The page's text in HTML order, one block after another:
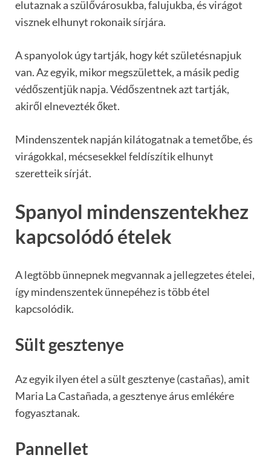
elutaznak a szülővárosukba, falujukba, és virágot
visznek elhunyt rokonaik sírjára.
A spanyolok úgy tartják, hogy két születésnapjuk
van. Az egyik, mikor megszülettek, a másik pedig
védőszentjük napja. Védőszentnek azt tartják,
akiről elnevezték őket.
Mindenszentek napján kilátogatnak a temetőbe, és
virágokkal, mécsesekkel feldíszítik elhunyt
szeretteik sírját.
Spanyol mindenszentekhez
kapcsolódó ételek
A legtöbb ünnepnek megvannak a jellegzetes ételei,
így mindenszentek ünnepéhez is több étel
kapcsolódik.
Sült gesztenye
Az egyik ilyen étel a sült gesztenye (castañas), amit
Maria La Castañada, a gesztenye árus emlékére
fogyasztanak.
Pannellet